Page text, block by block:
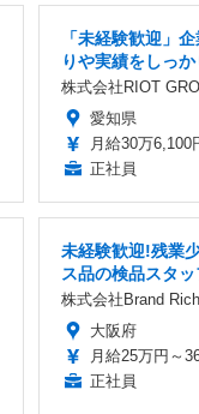
「未経験歓迎」
りや実績をしっ
株式会社RIOT
愛知県
月給30万6,100
正社員
未経験歓迎!残業
ス品の検品スタッ
株式会社Brand Rich
大阪府
月給25万円～
正社員